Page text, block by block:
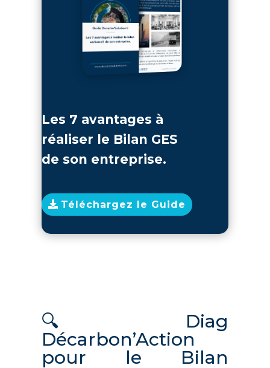
Les 7 avantages à
réaliser le Bilan GES
de son entreprise.
Téléchargez le Guide
🔍Diag
Décarbon’Action
pour le Bilan